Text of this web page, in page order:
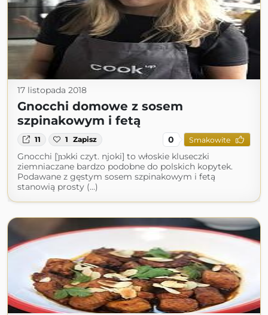
17 listopada 2018
Gnocchi domowe z sosem
szpinakowym i fetą
11 1 Zapisz 0 Smakowite
Gnocchi [ˈɲɔkki czyt. njoki] to włoskie kluseczki
ziemniaczane bardzo podobne do polskich kopytek.
Podawane z gęstym sosem szpinakowym i fetą
stanowią prosty (...)